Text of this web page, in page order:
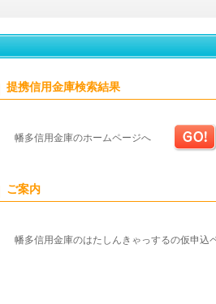
提携信用金庫検索結果
幡多信用金庫のホームページへ
ご案内
幡多信用金庫のはたしんきゃっするの仮